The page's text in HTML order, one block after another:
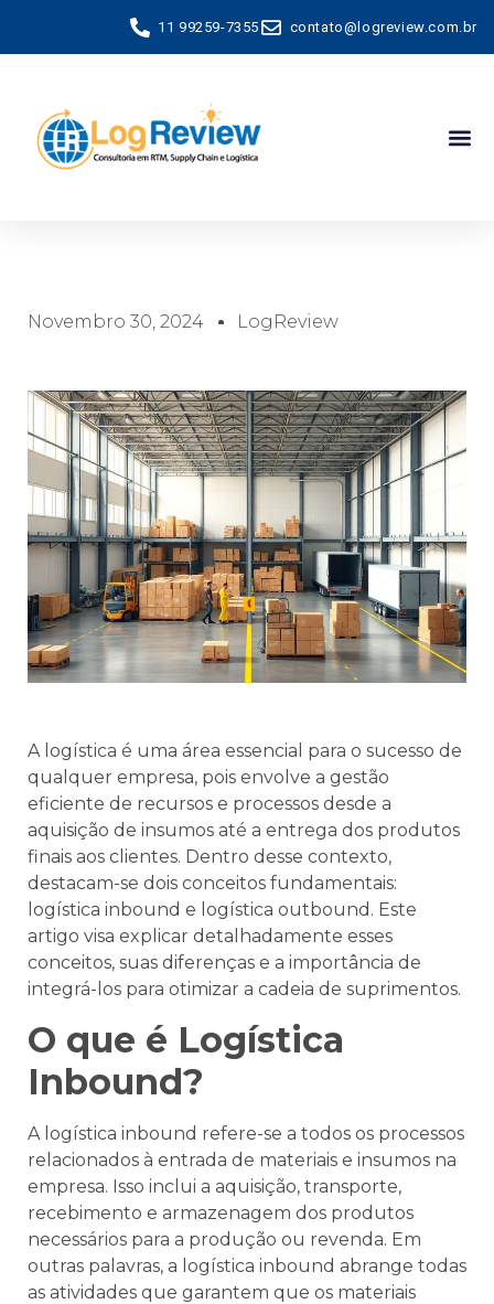
11 99259-7355 contato@logreview.com.br
Novembro 30, 2024 LogReview
A logística é uma área essencial para o sucesso de
qualquer empresa, pois envolve a gestão
eficiente de recursos e processos desde a
aquisição de insumos até a entrega dos produtos
finais aos clientes. Dentro desse contexto,
destacam-se dois conceitos fundamentais:
logística inbound e logística outbound. Este
artigo visa explicar detalhadamente esses
conceitos, suas diferenças e a importância de
integrá-los para otimizar a cadeia de suprimentos.
O que é Logística
Inbound?
A logística inbound refere-se a todos os processos
relacionados à entrada de materiais e insumos na
empresa. Isso inclui a aquisição, transporte,
recebimento e armazenagem dos produtos
necessários para a produção ou revenda. Em
outras palavras, a logística inbound abrange todas
as atividades que garantem que os materiais